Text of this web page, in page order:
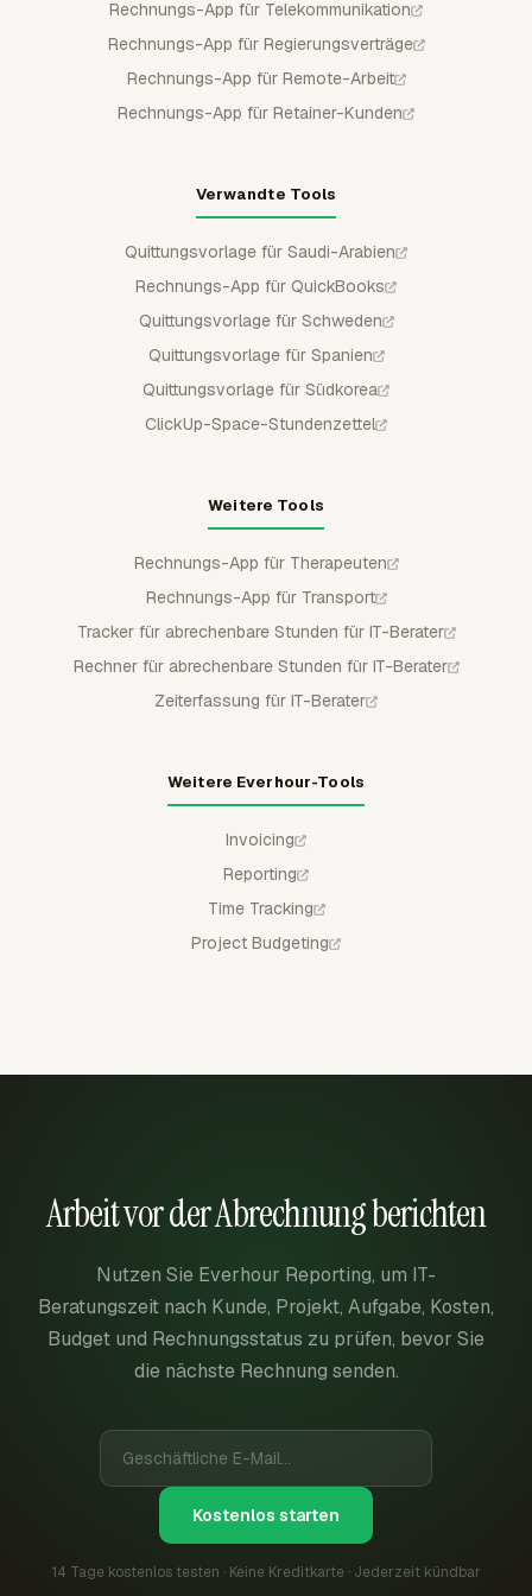
Rechnungs-App für Telekommunikation
Rechnungs-App für Regierungsverträge
Rechnungs-App für Remote-Arbeit
Rechnungs-App für Retainer-Kunden
Verwandte Tools
Quittungsvorlage für Saudi-Arabien
Rechnungs-App für QuickBooks
Quittungsvorlage für Schweden
Quittungsvorlage für Spanien
Quittungsvorlage für Südkorea
ClickUp-Space-Stundenzettel
Weitere Tools
Rechnungs-App für Therapeuten
Rechnungs-App für Transport
Tracker für abrechenbare Stunden für IT-Berater
Rechner für abrechenbare Stunden für IT-Berater
Zeiterfassung für IT-Berater
Weitere Everhour-Tools
Invoicing
Reporting
Time Tracking
Project Budgeting
Arbeit vor der Abrechnung berichten
Nutzen Sie Everhour Reporting, um IT-
Beratungszeit nach Kunde, Projekt, Aufgabe, Kosten,
Budget und Rechnungsstatus zu prüfen, bevor Sie
die nächste Rechnung senden.
Kostenlos starten
14 Tage kostenlos testen · Keine Kreditkarte · Jederzeit kündbar